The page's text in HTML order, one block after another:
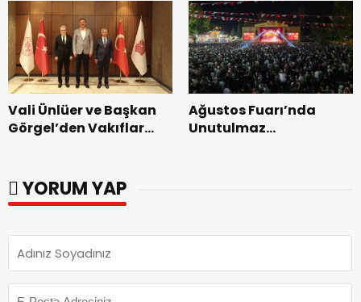
dönemin ön kayıtları
başladı.
Vali Ünlüer ve Başkan
Görgel’den Vakıflar
Ağustos Fuarı’nda
Unutulmaz
YORUM YAP